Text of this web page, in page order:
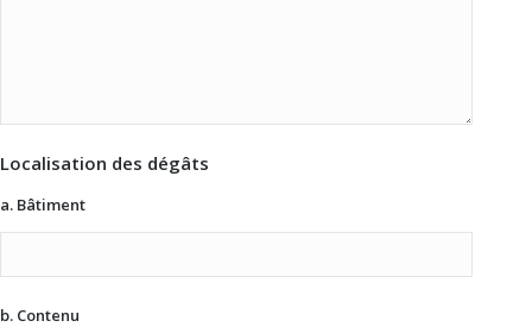
Localisation des dégâts
a. Bâtiment
b. Contenu